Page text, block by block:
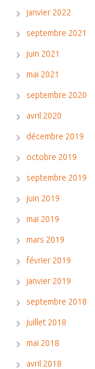
janvier 2022
septembre 2021
juin 2021
mai 2021
septembre 2020
avril 2020
décembre 2019
octobre 2019
septembre 2019
juin 2019
mai 2019
mars 2019
février 2019
janvier 2019
septembre 2018
juillet 2018
mai 2018
avril 2018